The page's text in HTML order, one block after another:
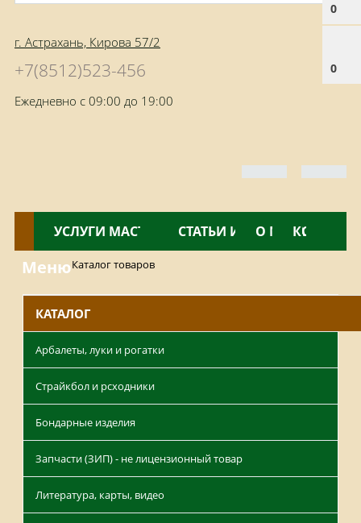
0
0
г. Астрахань, Кирова 57/2
+7(8512)523-456
Ежедневно с 09:00 до 19:00
КАТАЛОГ
УСЛУГИ МАСТЕРСКОЙНОВОСТИ
СТАТЬИ И ОБЗОРЫ
О МАГАЗИНЕ
МенюКаталог товаров
КАТАЛОГ
Арбалеты, луки и рогатки
Страйкбол и рсходники
Бондарные изделия
Запчасти (ЗИП) - не лицензионный товар
Литература, карты, видео